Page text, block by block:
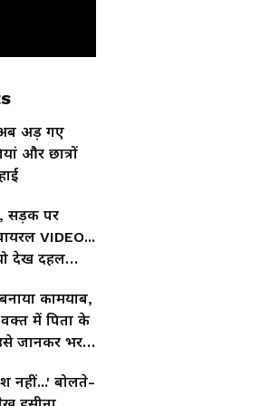
अब अड़ गए
और छात्रों
सड़क पर
VIDEO...
देख दहल
कामयाब,
में पिता के
जानकर भर
नहीं...' बोलते-